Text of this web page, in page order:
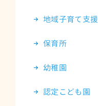
地域子育て支援
保育所
幼稚園
認定こども園